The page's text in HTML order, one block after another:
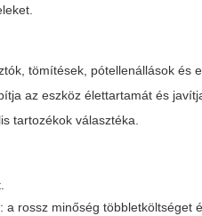
tömítések, pótellenállások és
az eszköz élettartamát és
tartozékok választéka.
rossz minőség többletköltséget